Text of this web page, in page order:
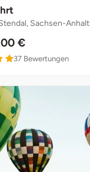
Sachsen-Anhalt
€
4.9 von 5
37 Bewertungen